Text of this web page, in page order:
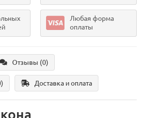
Любая форма
оплаты
Отзывы (0)
Доставка и оплата